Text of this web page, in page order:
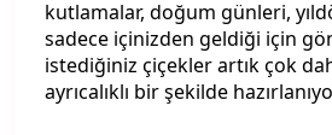
kutlamalar, doğum günleri,
sadece içinizden geldiği için
istediğiniz çiçekler artık çok
ayrıcalıklı bir şekilde